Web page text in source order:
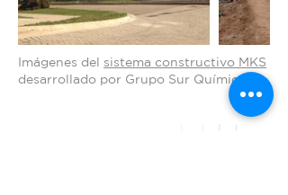
Imágenes del sistema constructivo MKS
desarrollado por Grupo Sur Química